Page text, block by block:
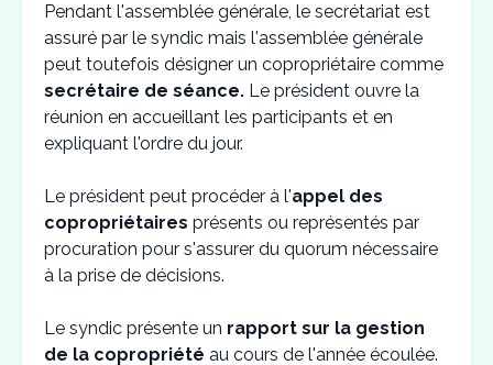
Pendant l'assemblée générale, le secrétariat est
assuré par le syndic mais l'assemblée générale
peut toutefois désigner un copropriétaire comme
secrétaire de séance. Le président ouvre la
réunion en accueillant les participants et en
expliquant l'ordre du jour.
Le président peut procéder à l'appel des
copropriétaires présents ou représentés par
procuration pour s'assurer du quorum nécessaire
à la prise de décisions.
Le syndic présente un rapport sur la gestion
de la copropriété au cours de l'année écoulée.